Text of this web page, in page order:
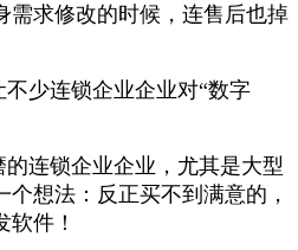
需求修改的时候，连售后也掉
少连锁企业企业对“数字
连锁企业企业，尤其是大型
想法：反正买不到满意的，
件！